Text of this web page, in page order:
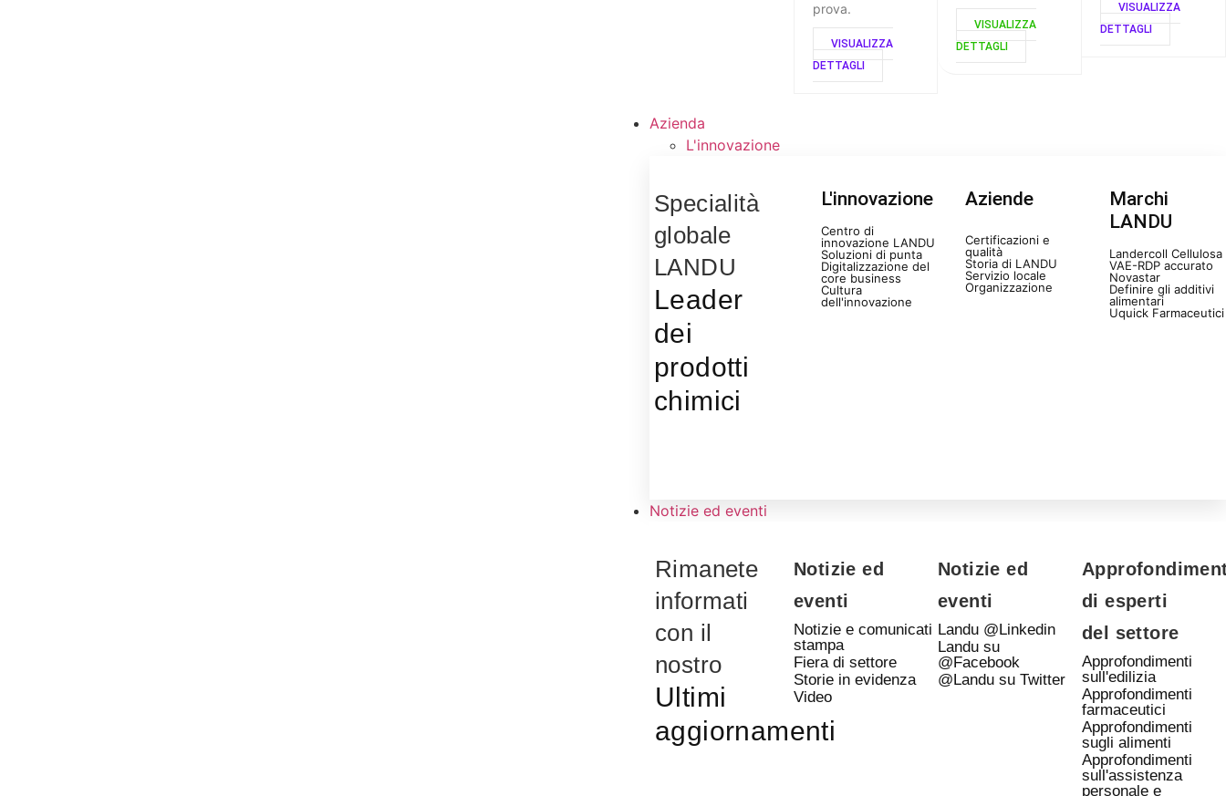
prova.
VISUALIZZA
DETTAGLI
VISUALIZZA
DETTAGLI
VISUALIZZA
DETTAGLI
Azienda
L'innovazione
Specialità
globale
LANDU
Leader
dei
prodotti
chimici
L'innovazione
Centro di
innovazione LANDU
Soluzioni di punta
Digitalizzazione del
core business
Cultura
dell'innovazione
Aziende
Certificazioni e
qualità
Storia di LANDU
Servizio locale
Organizzazione
Marchi
LANDU
Landercoll Cellulosa
VAE-RDP accurato
Novastar
Definire gli additivi
alimentari
Uquick Farmaceutici
Notizie ed eventi
Rimanete
informati
con il
nostro
Ultimi
aggiornamenti
Notizie ed
eventi
Notizie e comunicati
stampa
Fiera di settore
Storie in evidenza
Video
Notizie ed
eventi
Landu @Linkedin
Landu su
@Facebook
@Landu su Twitter
di esperti
del settore
Approfondimenti
sull'edilizia
Approfondimenti
farmaceutici
Approfondimenti
sugli alimenti
Approfondimenti
sull'assistenza
personale e